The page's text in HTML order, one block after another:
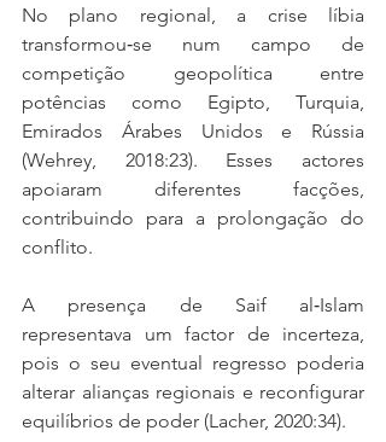
No plano regional, a crise líbia
transformou‑se num campo de
competição geopolítica entre
potências como Egipto, Turquia,
Emirados Árabes Unidos e Rússia
(Wehrey, 2018:23). Esses actores
apoiaram diferentes facções,
contribuindo para a prolongação do
conflito.
A presença de Saif al‑Islam
representava um factor de incerteza,
pois o seu eventual regresso poderia
alterar alianças regionais e reconfigurar
equilíbrios de poder (Lacher, 2020:34).